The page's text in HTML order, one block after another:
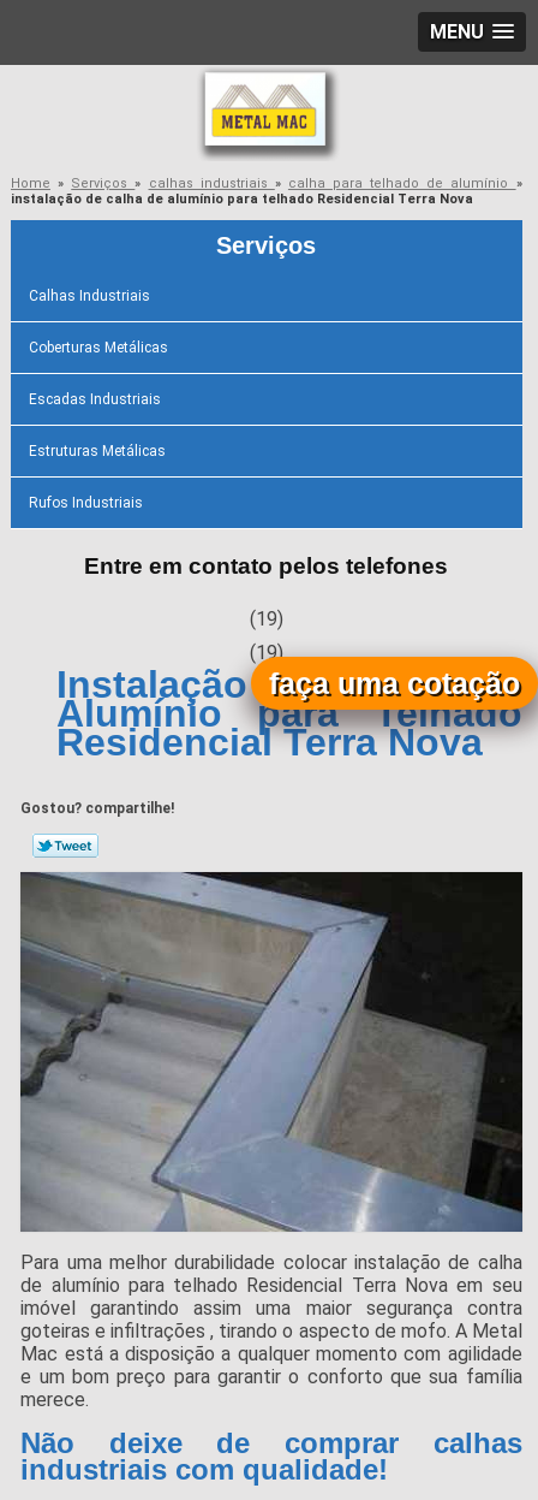
MENU
Home » Serviços» calhas industriais » calha para telhado de alumínio »
instalação de calha de alumínio para telhado Residencial Terra Nova
Serviços
Calhas Industriais
Coberturas Metálicas
Escadas Industriais
Estruturas Metálicas
Rufos Industriais
Entre em contato pelos telefones
(19)
(19)
Instalação de Calha de
Alumínio para Telhado
Residencial Terra Nova
Gostou? compartilhe!
Para uma melhor durabilidade colocar instalação de calha
de alumínio para telhado Residencial Terra Nova em seu
imóvel garantindo assim uma maior segurança contra
goteiras e infiltrações , tirando o aspecto de mofo. A Metal
Mac está a disposição a qualquer momento com agilidade
e um bom preço para garantir o conforto que sua família
merece.
Não deixe de comprar calhas
industriais com qualidade!
faça uma cotação